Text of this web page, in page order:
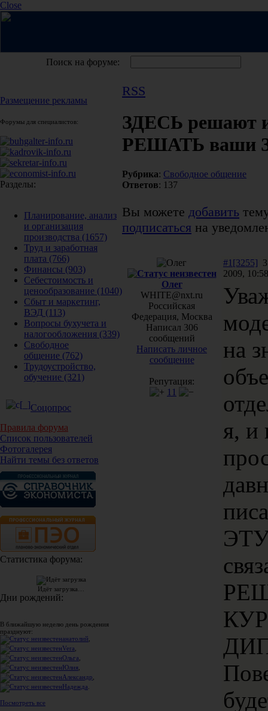
Close
Поиск на форуме:
Размещение рекламы
Форумы для специалистов:
Разделы:
Планирование, анализ
и организация
производства (1657)
Труд и заработная
плата (766)
Финансы (903)
Себестоимость и
ценообразование (1040)
Сбыт и маркетинг,
ВЭД (113)
Вопросы бухучета и
налогообложения (339)
Свободное
общение (762)
Трудоустройство,
обучение (321)
Соцопрос
Правила форума
Список пользователей
Фотогалерея
Найти темы без ответов
Статистика форума:
Идёт загрузка…
Дни рождений:
В ближайшую неделю день рождения
празднуют:
анатолий
Vera
Ольга
Юлия
Александр
Надежда
Посмотреть все
RSS
ЗДЕСЬ решают
РЕШАТЬ ваши
Рубрика: Свободное общение
Ответов: 137
Вы можете добавить
подписаться на
Олег
WHITE@nxt.ru
Российская
Федерация, Москва
Написал 306
сообщений
Написать личное
сообщение
Репутация:
11
#1[3255]
2009, 10:58
на
я, и